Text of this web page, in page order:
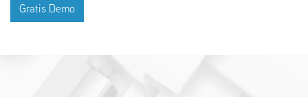
Gratis Demo